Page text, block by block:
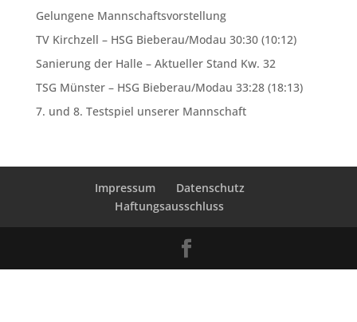
Gelungene Mannschaftsvorstellung
TV Kirchzell – HSG Bieberau/Modau 30:30 (10:12)
Sanierung der Halle – Aktueller Stand Kw. 32
TSG Münster – HSG Bieberau/Modau 33:28 (18:13)
7. und 8. Testspiel unserer Mannschaft
Impressum
Datenschutz
Haftungsausschluss